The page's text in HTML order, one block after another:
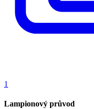
1
Lampionový průvod